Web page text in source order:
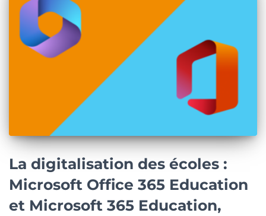
La digitalisation des écoles :
Microsoft Office 365 Education
et Microsoft 365 Education,